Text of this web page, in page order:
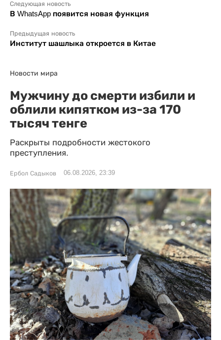
Следующая новость
В WhatsApp появится новая функция
Предыдущая новость
Институт шашлыка откроется в Китае
Новости мира
Мужчину до смерти избили и
облили кипятком из-за 170
тысяч тенге
Раскрыты подробности жестокого
преступления.
Ербол Садыков 06.08.2026, 23:39